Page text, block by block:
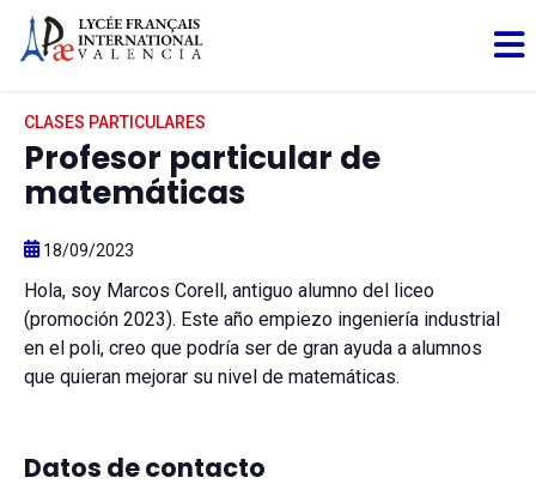
CLASES PARTICULARES
Profesor particular de
matemáticas
18/09/2023
Hola, soy Marcos Corell, antiguo alumno del liceo
(promoción 2023). Este año empiezo ingeniería industrial
en el poli, creo que podría ser de gran ayuda a alumnos
que quieran mejorar su nivel de matemáticas.
Datos de contacto